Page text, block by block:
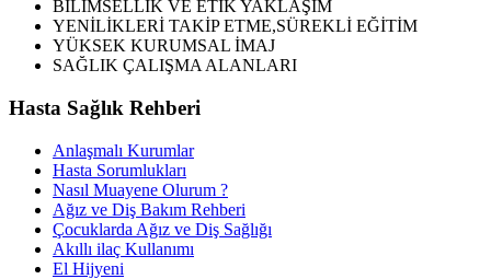
BİLİMSELLİK VE ETİK YAKLAŞIM
YENİLİKLERİ TAKİP ETME,SÜREKLİ EĞİTİM
YÜKSEK KURUMSAL İMAJ
SAĞLIK ÇALIŞMA ALANLARI
Hasta Sağlık Rehberi
Anlaşmalı Kurumlar
Hasta Sorumlukları
Nasıl Muayene Olurum ?
Ağız ve Diş Bakım Rehberi
Çocuklarda Ağız ve Diş Sağlığı
Akıllı ilaç Kullanımı
El Hijyeni